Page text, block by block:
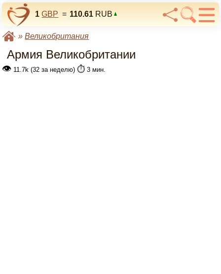
1 GBP = 110.61 RUB
»Великобритания
Армия Великобритании
👁 11.7k (32 за неделю) ⏱️ 3 мин.